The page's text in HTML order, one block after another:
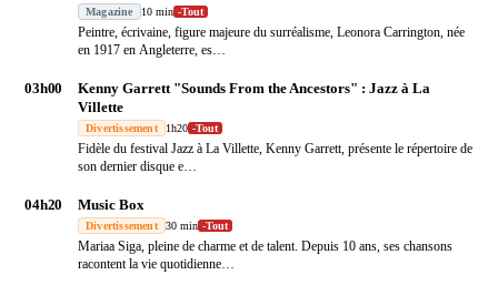
Magazine 10 min -Tout
Peintre, écrivaine, figure majeure du surréalisme, Leonora Carrington, née
en 1917 en Angleterre, es…
03h00
Kenny Garrett "Sounds From the Ancestors" : Jazz à La
Villette
Divertissement 1h20 -Tout
Fidèle du festival Jazz à La Villette, Kenny Garrett, présente le répertoire de
son dernier disque e…
04h20 Music Box
Divertissement 30 min -Tout
Mariaa Siga, pleine de charme et de talent. Depuis 10 ans, ses chansons
racontent la vie quotidienne…